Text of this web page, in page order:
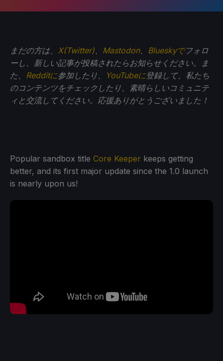
まだの方は、 X(Twitter) Mastodon、 Blueskyでフォロ
ーし、新しい記事が投稿されたらお知らせください。ま
た、 Redditに参加したり、 YouTubeに登録して、私たち
のコンテンツをチェックしたり、素晴らしいコミュニテ
ィと交流してください。応援ありがとうございました！
Popular sandbox title Core Keeper keeps getting
better, and its first major update since the 1.0 launch
is nearly upon us!